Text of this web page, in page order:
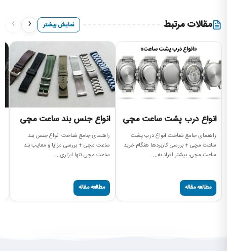
مقالات مرتبط نمایش بیشتر ‹
›
انواع درب پشت ساعت مچی
راهنمای جامع شناخت انواع درب پشت
ساعت مچی + بررسی کاربردها هنگام خرید
ساعت مچی، بیشتر افراد به...
مطالعه مقاله
انواع جنس بند ساعت مچی
راهنمای جامع شناخت انواع جنس بند
ساعت مچی + بررسی مزایا و معایب بند
ساعت مچی تنها ابزاری...
مطالعه مقاله